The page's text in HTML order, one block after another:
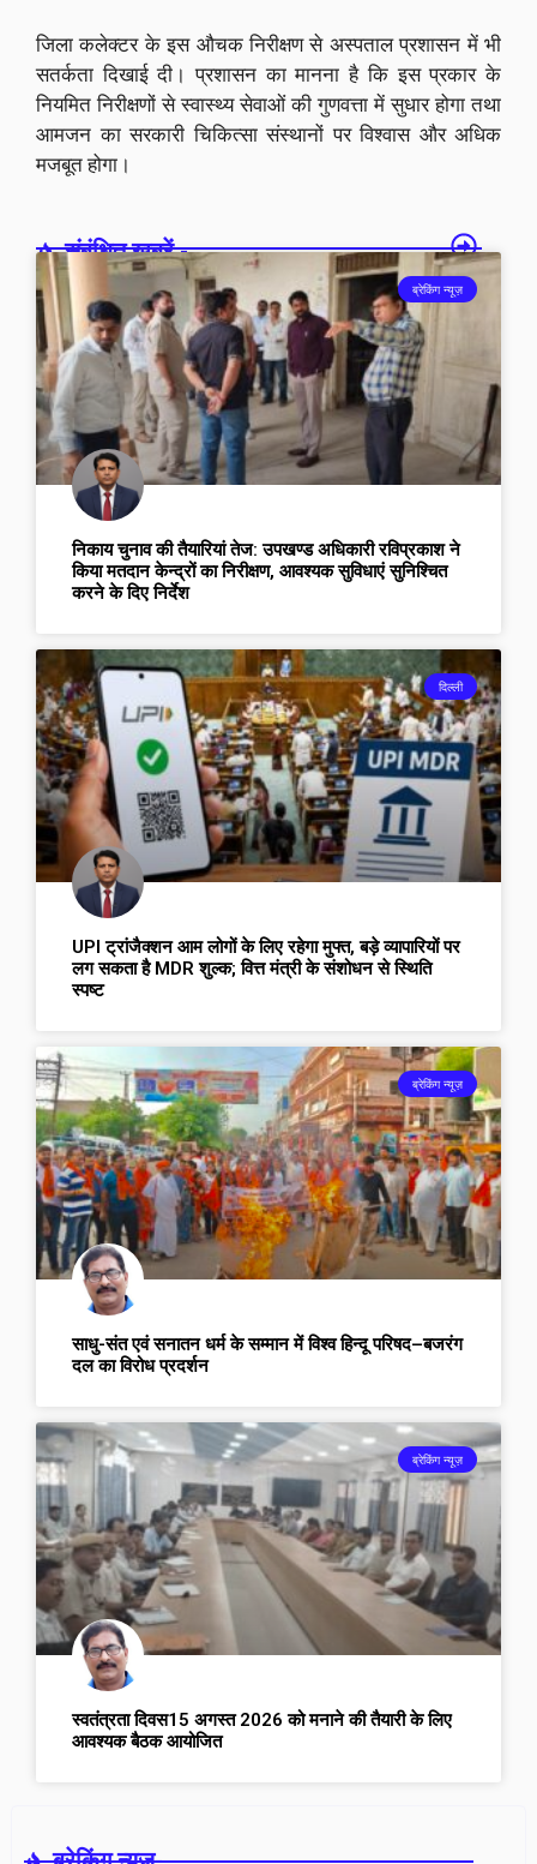
जिला कलेक्टर के इस औचक निरीक्षण से अस्पताल प्रशासन में भी
सतर्कता दिखाई दी। प्रशासन का मानना है कि इस प्रकार के
नियमित निरीक्षणों से स्वास्थ्य सेवाओं की गुणवत्ता में सुधार होगा तथा
आमजन का सरकारी चिकित्सा संस्थानों पर विश्वास और अधिक
मजबूत होगा।
संबंधित खबरें -
ब्रेकिंग न्यूज़
निकाय चुनाव की तैयारियां तेज: उपखण्ड अधिकारी रविप्रकाश ने
किया मतदान केन्द्रों का निरीक्षण, आवश्यक सुविधाएं सुनिश्चित
करने के दिए निर्देश
दिल्ली
UPI ट्रांजैक्शन आम लोगों के लिए रहेगा मुफ्त, बड़े व्यापारियों पर
लग सकता है MDR शुल्क; वित्त मंत्री के संशोधन से स्थिति
स्पष्ट
ब्रेकिंग न्यूज़
साधु-संत एवं सनातन धर्म के सम्मान में विश्व हिन्दू परिषद–बजरंग
दल का विरोध प्रदर्शन
ब्रेकिंग न्यूज़
स्वतंत्रता दिवस15 अगस्त 2026 को मनाने की तैयारी के लिए
आवश्यक बैठक आयोजित